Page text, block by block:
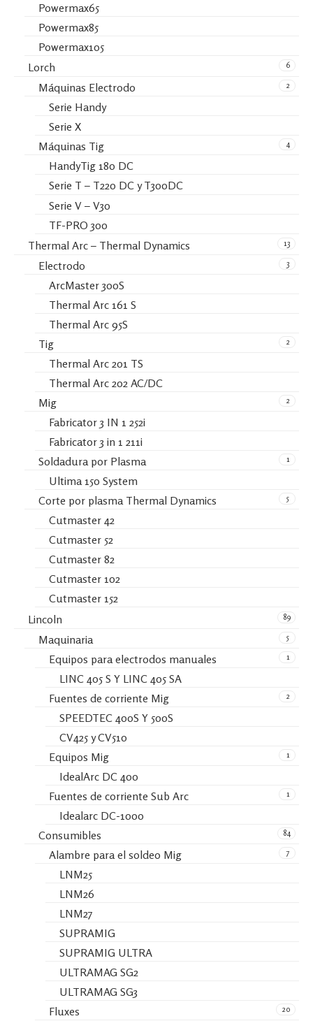
Powermax65
Powermax85
Powermax105
6
Lorch
2
Máquinas Electrodo
Serie Handy
Serie X
4
Máquinas Tig
HandyTig 180 DC
Serie T – T220 DC y T300DC
Serie V – V30
TF-PRO 300
13
Thermal Arc – Thermal Dynamics
3
Electrodo
ArcMaster 300S
Thermal Arc 161 S
Thermal Arc 95S
2
Tig
Thermal Arc 201 TS
Thermal Arc 202 AC/DC
2
Mig
Fabricator 3 IN 1 252i
Fabricator 3 in 1 211i
1
Soldadura por Plasma
Ultima 150 System
5
Corte por plasma Thermal Dynamics
Cutmaster 42
Cutmaster 52
Cutmaster 82
Cutmaster 102
Cutmaster 152
89
Lincoln
5
Maquinaria
1
Equipos para electrodos manuales
LINC 405 S Y LINC 405 SA
2
Fuentes de corriente Mig
SPEEDTEC 400S Y 500S
CV425 y CV510
1
Equipos Mig
IdealArc DC 400
1
Fuentes de corriente Sub Arc
Idealarc DC-1000
84
Consumibles
7
Alambre para el soldeo Mig
LNM25
LNM26
LNM27
SUPRAMIG
SUPRAMIG ULTRA
ULTRAMAG SG2
ULTRAMAG SG3
20
Fluxes